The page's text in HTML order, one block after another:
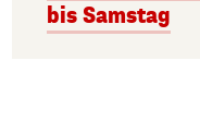
bis Samstag